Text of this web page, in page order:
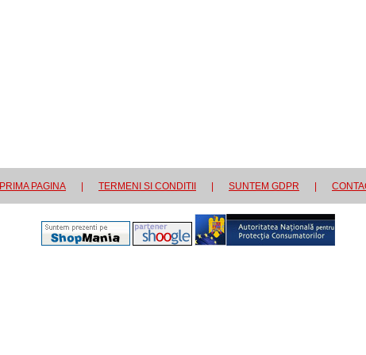
PRIMA PAGINA TERMENI SI CONDITII SUNTEM GDPR